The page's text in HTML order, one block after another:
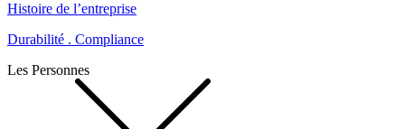
Histoire de l’entreprise
Durabilité . Compliance
Les Personnes